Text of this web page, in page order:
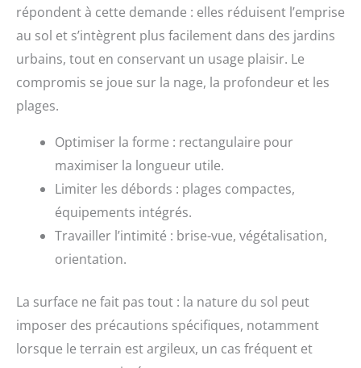
répondent à cette demande : elles réduisent l’emprise
au sol et s’intègrent plus facilement dans des jardins
urbains, tout en conservant un usage plaisir. Le
compromis se joue sur la nage, la profondeur et les
plages.
Optimiser la forme : rectangulaire pour
maximiser la longueur utile.
Limiter les débords : plages compactes,
équipements intégrés.
Travailler l’intimité : brise-vue, végétalisation,
orientation.
La surface ne fait pas tout : la nature du sol peut
imposer des précautions spécifiques, notamment
lorsque le terrain est argileux, un cas fréquent et